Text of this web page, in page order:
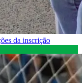
da inscrição